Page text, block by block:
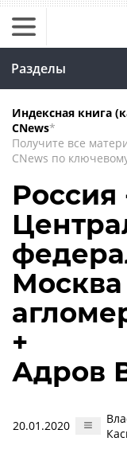
Разделы
Индексная книга
CNews*
Получите все
CNews по
+
Адров
20.01.2020